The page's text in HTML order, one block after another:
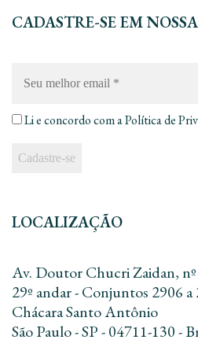
CADASTRE-SE EM
melhor
Li e concordo com aPolítica de
LOCALIZAÇÃO
Av. Doutor Chucri Zaidan,
29º andar - Conjuntos 2906 a
Chácara Santo Antônio
São Paulo - SP - 04711-130 -